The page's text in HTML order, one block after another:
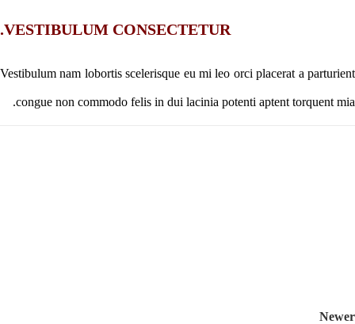
VESTIBULUM CONSECTETUR.
Vestibulum nam lobortis scelerisque eu mi leo orci placerat a parturient
congue non commodo felis in dui lacinia potenti aptent torquent mia.
Newer